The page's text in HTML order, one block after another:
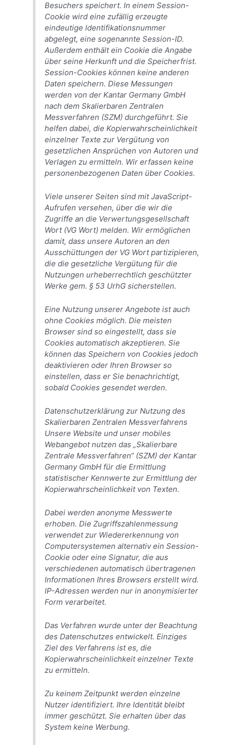
Besuchers speichert. In einem Session-
Cookie wird eine zufällig erzeugte
eindeutige Identifikationsnummer
abgelegt, eine sogenannte Session-ID.
Außerdem enthält ein Cookie die Angabe
über seine Herkunft und die Speicherfrist.
Session-Cookies können keine anderen
Daten speichern. Diese Messungen
werden von der Kantar Germany GmbH
nach dem Skalierbaren Zentralen
Messverfahren (SZM) durchgeführt. Sie
helfen dabei, die Kopierwahrscheinlichkeit
einzelner Texte zur Vergütung von
gesetzlichen Ansprüchen von Autoren und
Verlagen zu ermitteln. Wir erfassen keine
personenbezogenen Daten über Cookies.
Viele unserer Seiten sind mit JavaScript-
Aufrufen versehen, über die wir die
Zugriffe an die Verwertungsgesellschaft
Wort (VG Wort) melden. Wir ermöglichen
damit, dass unsere Autoren an den
Ausschüttungen der VG Wort partizipieren,
die die gesetzliche Vergütung für die
Nutzungen urheberrechtlich geschützter
Werke gem. § 53 UrhG sicherstellen.
Eine Nutzung unserer Angebote ist auch
ohne Cookies möglich. Die meisten
Browser sind so eingestellt, dass sie
Cookies automatisch akzeptieren. Sie
können das Speichern von Cookies jedoch
deaktivieren oder Ihren Browser so
einstellen, dass er Sie benachrichtigt,
sobald Cookies gesendet werden.
Datenschutzerklärung zur Nutzung des
Skalierbaren Zentralen Messverfahrens
Unsere Website und unser mobiles
Webangebot nutzen das „Skalierbare
Zentrale Messverfahren“ (SZM) der Kantar
Germany GmbH für die Ermittlung
statistischer Kennwerte zur Ermittlung der
Kopierwahrscheinlichkeit von Texten.
Dabei werden anonyme Messwerte
erhoben. Die Zugriffszahlenmessung
verwendet zur Wiedererkennung von
Computersystemen alternativ ein Session-
Cookie oder eine Signatur, die aus
verschiedenen automatisch übertragenen
Informationen Ihres Browsers erstellt wird.
IP-Adressen werden nur in anonymisierter
Form verarbeitet.
Das Verfahren wurde unter der Beachtung
des Datenschutzes entwickelt. Einziges
Ziel des Verfahrens ist es, die
Kopierwahrscheinlichkeit einzelner Texte
zu ermitteln.
Zu keinem Zeitpunkt werden einzelne
Nutzer identifiziert. Ihre Identität bleibt
immer geschützt. Sie erhalten über das
System keine Werbung.